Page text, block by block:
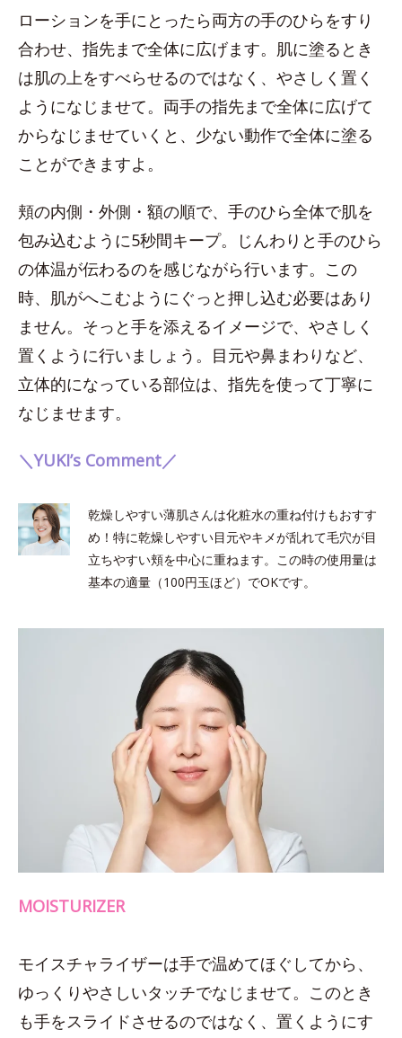
ローションを手にとったら両方の手のひらをすり
合わせ、指先まで全体に広げます。肌に塗るとき
は肌の上をすべらせるのではなく、やさしく置く
ようになじませて。両手の指先まで全体に広げて
からなじませていくと、少ない動作で全体に塗る
ことができますよ。
頬の内側・外側・額の順で、手のひら全体で肌を
包み込むように5秒間キープ。じんわりと手のひら
の体温が伝わるのを感じながら行います。この
時、肌がへこむようにぐっと押し込む必要はあり
ません。そっと手を添えるイメージで、やさしく
置くように行いましょう。目元や鼻まわりなど、
立体的になっている部位は、指先を使って丁寧に
なじませます。
＼YUKI’s Comment／
乾燥しやすい薄肌さんは化粧水の重ね付けもおすす
め！特に乾燥しやすい目元やキメが乱れて毛穴が目
立ちやすい頬を中心に重ねます。この時の使用量は
基本の適量（100円玉ほど）でOKです。
MOISTURIZER
モイスチャライザーは手で温めてほぐしてから、
ゆっくりやさしいタッチでなじませて。このとき
も手をスライドさせるのではなく、置くようにす